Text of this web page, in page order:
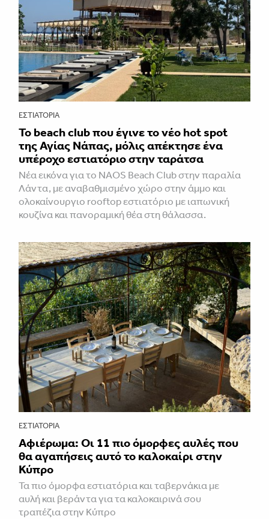
ΕΣΤΙΑΤΌΡΙΑ
Το beach club που έγινε το νέο hot spot
της Αγίας Νάπας, μόλις απέκτησε ένα
υπέροχο εστιατόριο στην ταράτσα
Νέα εικόνα για το NAOS Beach Club στην παραλία
Λάντα, με αναβαθμισμένο χώρο στην άμμο και
ολοκαίνουργιο rooftop εστιατόριο με ιαπωνική
κουζίνα και πανοραμική θέα στη θάλασσα.
ΕΣΤΙΑΤΌΡΙΑ
Αφιέρωμα: Οι 11 πιο όμορφες αυλές που
θα αγαπήσεις αυτό το καλοκαίρι στην
Κύπρο
Τα πιο όμορφα εστιατόρια και ταβερνάκια με
αυλή και βεράντα για τα καλοκαιρινά σου
τραπέζια στην Κύπρο